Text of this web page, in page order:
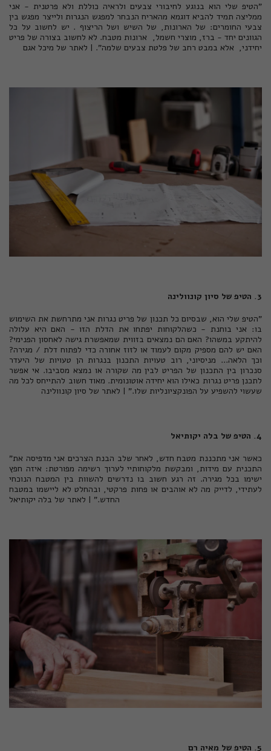
"הטיפ שלי הוא בנוגע לחיבורי צבעים ולראיה כוללת ולא פרטנית - אני
ממליצה תמיד להביא דוגמא מהאריח הנבחר למפגש הנגרות ולייצר מפגש בין
צבעי החומרים: של הארונות, של השיש ושל הריצוף . יש לחשוב על כל
הגוונים יחד - ברז, מוצרי חשמל, ארונות מטבח. לא לחשוב בצורה של פריט
יחידני, אלא במבט רחב של פלטת צבעים שלמה". | לאתר של מיכל אגם
3. הטיפ של סיון קונוולינה
"הטיפ שלי הוא, שבסיום כל תכנון של פריט נגרות אני מתרחשת את השימוש
בו: אני בוחנת - כשהלקוחות יפתחו את הדלת הזו - האם היא עלולה
להיתקע במשהו? האם הם נמצאים בזווית שמאפשרת גישה לאחסון הפנימי?
האם יש להם מספיק מקום לעמוד או לזוז אחורה כדי לפתוח דלת / מגירה?
וכך הלאה... מניסיוני, רוב טעויות התכנון בנגרות הן טעויות של היעדר
סנכרון בין התכנון של הפריט לבין מה שקורה או נמצא מסביבו. אי אפשר
לתכנן פריט נגרות כאילו הוא יחידה אוטונומית. מאוד חשוב להתייחס לכל מה
שעשוי להשפיע על הפונקציונליות שלו." | לאתר של סיון קונוולינה
4. הטיפ של בלה יקותיאל
"כאשר אני מתכננת מטבח חדש, לאחר שלב הבנת הצרכים אני מדפיסה את
התכנית עם מידות, ומבקשת מלקוחותיי לערוך רשימה מפורטת: איזה חפץ
ישימו בכל מגירה. זה רגע חשוב בו נדרשים להשוות בין המטבח הנוכחי
לעתידי, לדייק מה לא אוהבים או פחות פרקטי, ובהחלט לא ליישמו במטבח
החדש." | לאתר של בלה יקותיאל
5. הטיפ של מאיה רם